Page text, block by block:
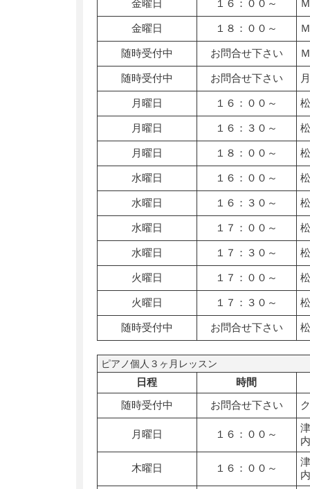
金曜日 １６：００～
金曜日 １８：００～
随時受付中 お問合せ下さい
随時受付中 お問合せ下さい
月曜日 １６：００～
月曜日 １６：３０～
月曜日 １８：００～
水曜日 １６：００～
水曜日 １６：３０～
水曜日 １７：００～
水曜日 １７：３０～
火曜日 １７：００～
火曜日 １７：３０～
随時受付中 お問合せ下さい
ピアノ個人３ヶ月レッスン
日程
時間
随時受付中
お問合せ下さい
月曜日 １６：００～
木曜日 １６：００～